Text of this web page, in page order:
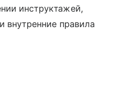
инструктажей,
внутренние правила